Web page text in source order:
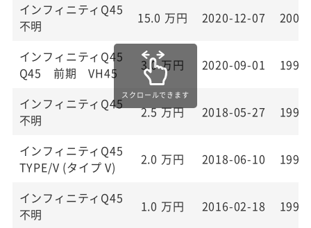
インフィニティQ45
不明
15.0 万円 2020-12-07 2009
インフィニティQ45
Q45 前期 VH45
3.0万円 2020-09-01 1991
インフィニティQ45
不明
2.5万円 2018-05-27 1994
インフィニティQ45
TYPE/V (タイプ V)
2.0 万円 2018-06-10 1993
インフィニティQ45
不明
1.0 万円 2016-02-18 1997